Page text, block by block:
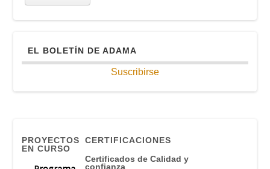
EL BOLETÍN DE ADAMA
Suscribirse
PROYECTOS
EN CURSO
CERTIFICACIONES
Certificados de Calidad y
confianza